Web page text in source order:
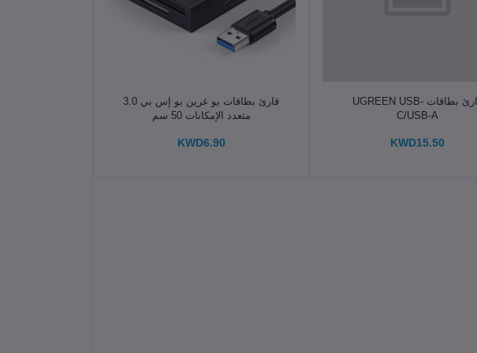
الإضافة إلى سلة التسوق
قارئ بطاقات UGREEN USB-
C/USB-A
KWD15.50
الإضافة إلى سلة التسوق
قارئ بطاقات يو غرين يو إس بي 3.0
متعدد الإمكانات 50 سم
KWD6.90